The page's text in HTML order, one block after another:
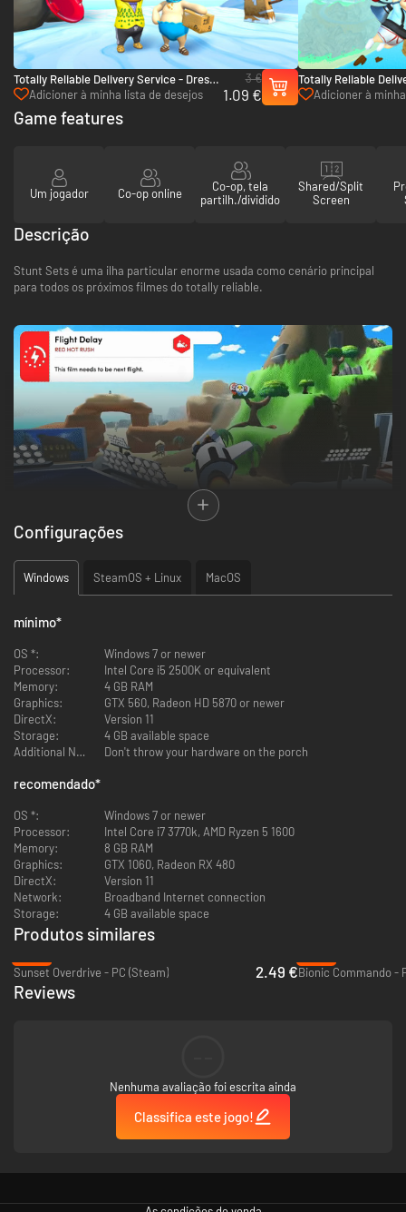
Totally Reliable Delivery Service - Dress
Code - PC & Mac (Steam)
Adicioner à minha lista de desejos
3 €
1.09 €
Totally Reliable
Cyberfunk - PC &
Adicioner à
Game features
Um jogador Co-op online
Co-op, tela
partilh./dividido
Shared/Split
Screen
Descrição
Stunt Sets é uma ilha particular enorme usada como cenário principal
para todos os próximos filmes do totally reliable.
Stunt Sets inclui uma ilha inédita para explorar, novas entregas para
usar!
Muito melhor do que golfe
Configurações
Windows SteamOS + Linux MacOS
mínimo*
OS *:
Windows 7 or newer
Processor:
Intel Core i5 2500K or equivalent
Memory:
4 GB RAM
Graphics:
GTX 560, Radeon HD 5870 or newer
DirectX:
Version 11
Storage:
4 GB available space
Additional Notes:
Don't throw your hardware on the porch
recomendado*
OS *:
Windows 7 or newer
Processor:
Intel Core i7 3770k, AMD Ryzen 5 1600
Memory:
8 GB RAM
Graphics:
GTX 1060, Radeon RX 480
DirectX:
Version 11
Network:
Broadband Internet connection
Storage:
4 GB available space
Produtos similares
Sunset Overdrive - PC (Steam)
2.49 €Bionic Commando -
Reviews
Nenhuma avaliação foi escrita ainda
Classifica este jogo!